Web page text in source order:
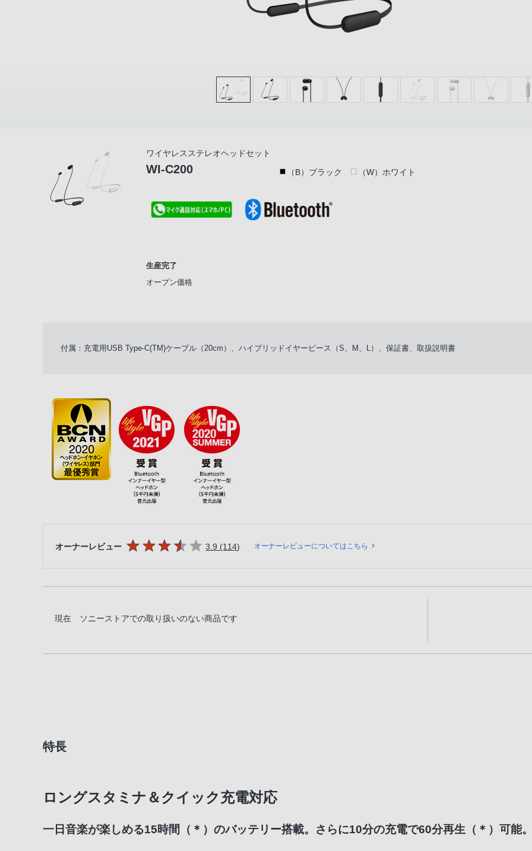
ワイヤレスステレオヘッドセット
WI-C200 （B）ブラック （W）ホワイト
生産完了
オープン価格
付属：充電用USB Type-C(TM)ケーブル（20cm）、ハイブリッドイヤーピース（S、M、L）、保証書、取扱説明書
オーナーレビュー 5つの星のうち
3.9 (114件のレビュー
) オーナーレビューについてはこちら
現在 ソニーストアでの取り扱いのない商品です
特長
ロングスタミナ＆クイック充電対応
一日音楽が楽しめる15時間（＊）のバッテリー搭載。さらに10分の充電で60分再生（＊）可能